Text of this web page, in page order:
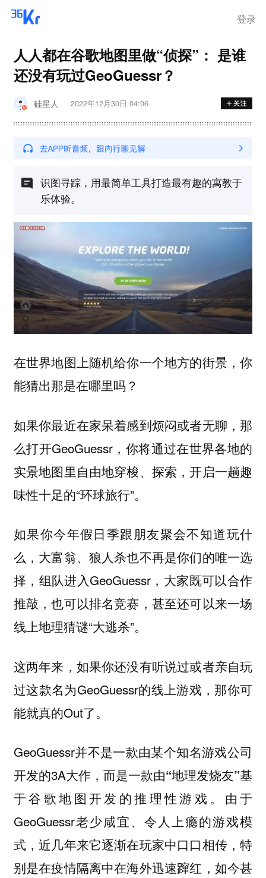
登录
人人都在谷歌地图里做“侦探”： 是谁
还没有玩过GeoGuessr？
硅星人 2022年12月30日 04:06
识图寻踪，用最简单工具打造最有趣的寓教于
乐体验。
在世界地图上随机给你一个地方的街景，你
能猜出那是在哪里吗？
如果你最近在家呆着感到烦闷或者无聊，那
么打开GeoGuessr，你将通过在世界各地的
实景地图里自由地穿梭、探索，开启一趟趣
味性十足的“环球旅行”。
如果你今年假日季跟朋友聚会不知道玩什
么，大富翁、狼人杀也不再是你们的唯一选
择，组队进入GeoGuessr，大家既可以合作
推敲，也可以排名竞赛，甚至还可以来一场
线上地理猜谜“大逃杀”。
这两年来，如果你还没有听说过或者亲自玩
过这款名为GeoGuessr的线上游戏，那你可
能就真的Out了。
GeoGuessr并不是一款由某个知名游戏公司
开发的3A大作，而是一款由“地理发烧友”基
于谷歌地图开发的推理性游戏。 由于
GeoGuessr老少咸宜、令人上瘾的游戏模
式，近几年来它逐渐在玩家中口口相传，特
别是在疫情隔离中在海外迅速蹿红，如今甚